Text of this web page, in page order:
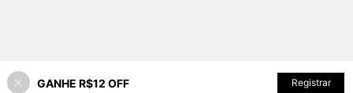
ADICIONAR AO CARRINHO
GANHE R$12 OFF Registrar